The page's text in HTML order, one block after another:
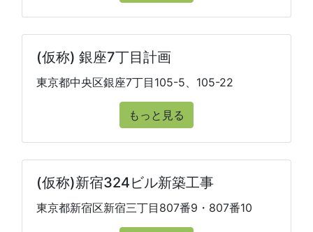
(仮称) 銀座7丁目計画
東京都中央区銀座7丁目105-5、105-22
もっと見る
(仮称)新宿324ビル新築工事
東京都新宿区新宿三丁目807番9・807番10